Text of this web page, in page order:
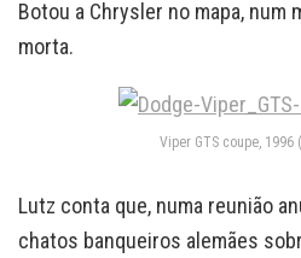
Botou a Chrysler no mapa, num
morta.
Viper GTS coupe, 1996
Lutz conta que, numa reunião
chatos banqueiros alemães